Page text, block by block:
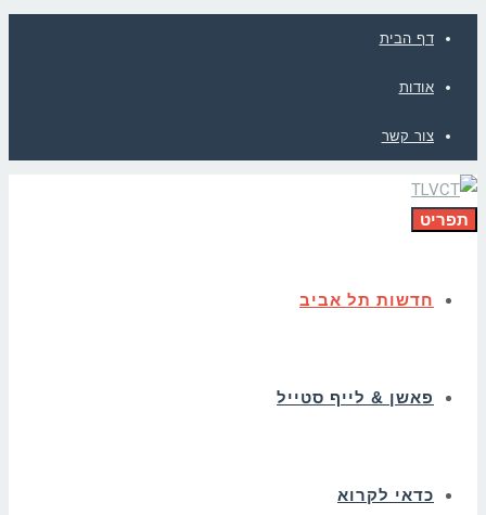
דף הבית
אודות
צור קשר
תפריט
חדשות תל אביב
פאשן & לייף סטייל
כדאי לקרוא